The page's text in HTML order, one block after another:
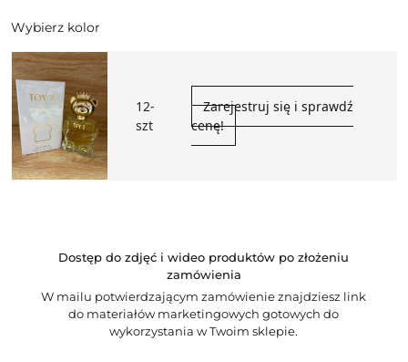
Wybierz kolor
12-
szt
Zarejestruj się i sprawdź
cenę!
Dostęp do zdjęć i wideo produktów po złożeniu
zamówienia
W mailu potwierdzającym zamówienie znajdziesz link
do materiałów marketingowych gotowych do
wykorzystania w Twoim sklepie.